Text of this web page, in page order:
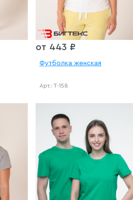
от 443 ₽
Футболка женская
Арт.: Т-158